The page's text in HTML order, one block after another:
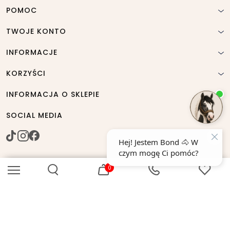
0
POMOC
TWOJE KONTO
INFORMACJE
KORZYŚCI
INFORMACJA O SKLEPIE
SOCIAL MEDIA
© horse-trade 2005 - 2026